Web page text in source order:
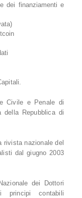
dei finanziamenti e
Civile e Penale di
della Repubblica di
rivista nazionale del
dal giugno 2003
dei Dottori
principi contabili